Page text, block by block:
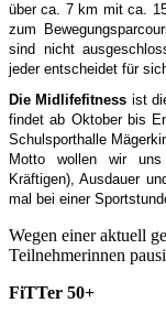
über ca. 7 km mit ca.
zum
sind nicht
jeder entscheidet für
Die Midlifefitness ist
findet ab Oktober bis
Schulsporthalle
Motto wollen wir uns
Kräftigen), Ausdauer
mal bei einer
Wegen einer aktuell
Teilnehmerinnen
FiTTer 50+